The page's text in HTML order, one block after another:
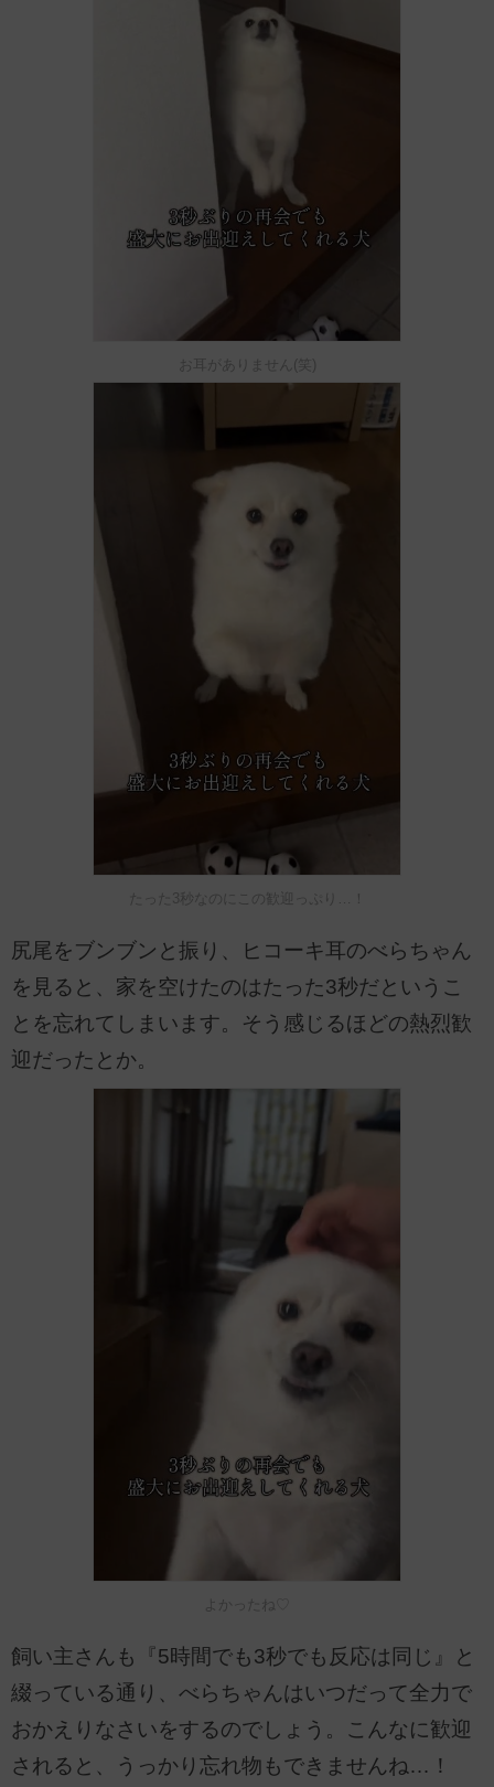
お耳がありません(笑)
たった3秒なのにこの歓迎っぷり…！
尻尾をブンブンと振り、ヒコーキ耳のべらちゃん
を見ると、家を空けたのはたった3秒だというこ
とを忘れてしまいます。そう感じるほどの熱烈歓
迎だったとか。
よかったね♡
飼い主さんも『5時間でも3秒でも反応は同じ』と
綴っている通り、べらちゃんはいつだって全力で
おかえりなさいをするのでしょう。こんなに歓迎
されると、うっかり忘れ物もできませんね…！